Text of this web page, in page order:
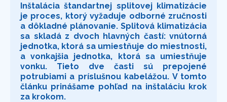
Inštalácia štandartnej splitovej klimatizácie
je proces, ktorý vyžaduje odborné zručnosti
a dôkladné plánovanie. Splitová klimatizácia
sa skladá z dvoch hlavných častí: vnútorná
jednotka, ktorá sa umiestňuje do miestnosti,
avonkajšia jednotka, ktorá sa umiestňuje
vonku. Tieto dve časti sú prepojené
potrubiami a príslušnou kabelážou. V tomto
článku prinášame pohľad na inštaláciu krok
za krokom.